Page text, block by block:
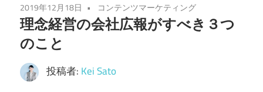
2019年12月18日 コンテンツマーケティング
理念経営の会社広報がすべき３つ
のこと
投稿者: Kei Sato